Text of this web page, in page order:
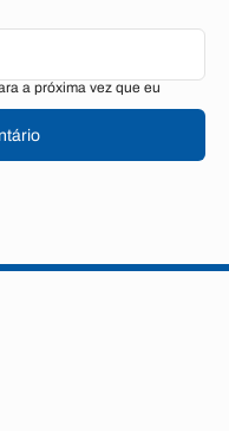
a próxima vez que eu